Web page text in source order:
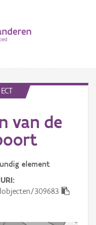
van de
element
URI
309683